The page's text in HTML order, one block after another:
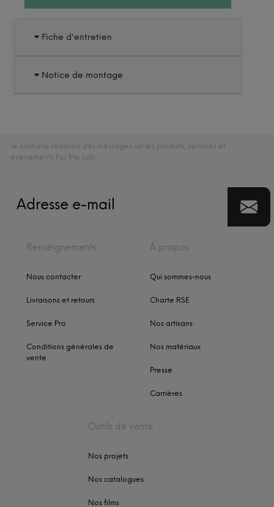
Fiche d'entretien
Notice de montage
Je souhaite recevoir des messages sur les produits, services et
événements For Me Lab.
Renseignements
Nous contacter
Livraisons et retours
Service Pro
Conditions générales de
vente
À propos
Qui sommes-nous
Charte RSE
Nos artisans
Nos matériaux
Presse
Carrières
Outils de vente
Nos projets
Nos catalogues
Nos films